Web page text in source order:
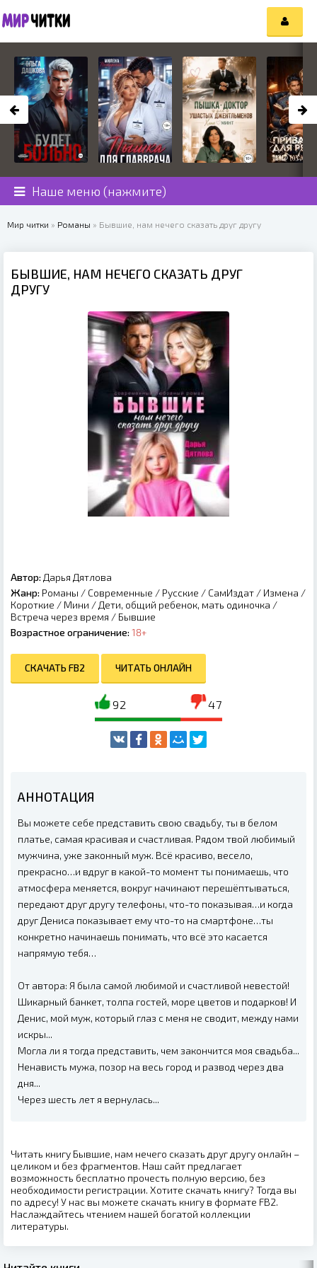
Наше меню (нажмите)
Мир читки » Романы » Бывшие, нам нечего сказать друг другу
БЫВШИЕ, НАМ НЕЧЕГО СКАЗАТЬ ДРУГ
ДРУГУ
Автор: Дарья Дятлова
Жанр: Романы / Современные / Русские / СамИздат / Измена /
Короткие / Мини / Дети, общий ребенок, мать одиночка /
Встреча через время / Бывшие
Возрастное ограничение: 18+
СКАЧАТЬ FB2 ЧИТАТЬ ОНЛАЙН
92 47
АННОТАЦИЯ
Вы можете себе представить свою свадьбу, ты в белом
платье, самая красивая и счастливая. Рядом твой любимый
мужчина, уже законный муж. Всё красиво, весело,
прекрасно…и вдруг в какой-то момент ты понимаешь, что
атмосфера меняется, вокруг начинают перешёптываться,
передают друг другу телефоны, что-то показывая…и когда
друг Дениса показывает ему что-то на смартфоне…ты
конкретно начинаешь понимать, что всё это касается
напрямую тебя…
От автора: Я была самой любимой и счастливой невестой!
Шикарный банкет, толпа гостей, море цветов и подарков! И
Денис, мой муж, который глаз с меня не сводит, между нами
искры...
Могла ли я тогда представить, чем закончится моя свадьба...
Ненависть мужа, позор на весь город и развод через два
дня...
Через шесть лет я вернулась...
Читать книгу Бывшие, нам нечего сказать друг другу онлайн –
целиком и без фрагментов. Наш сайт предлагает
возможность бесплатно прочесть полную версию, без
необходимости регистрации. Хотите скачать книгу? Тогда вы
по адресу! У нас вы можете скачать книгу в формате FB2.
Наслаждайтесь чтением нашей богатой коллекции
литературы.